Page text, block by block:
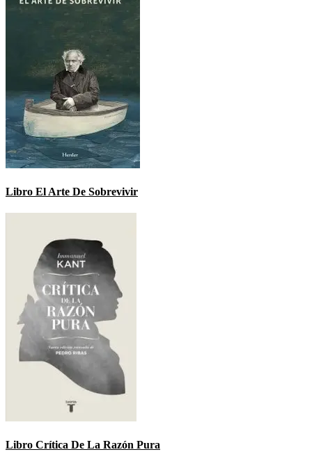
Libro El Arte De Sobrevivir
Libro Crítica De La Razón Pura